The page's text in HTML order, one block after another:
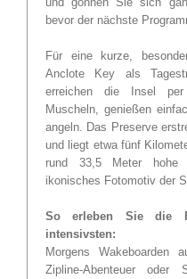
bevor der nächste
Für eine kurze,
Anclote Key als
erreichen die Insel
Muscheln, genießen
angeln. Das Preserve
und liegt etwa fünf
rund 33,5 Meter hohe
ikonisches Fotomotiv der
So erleben Sie die
intensivsten:
Morgens Wakeboarden
Zipline-Abenteuer oder